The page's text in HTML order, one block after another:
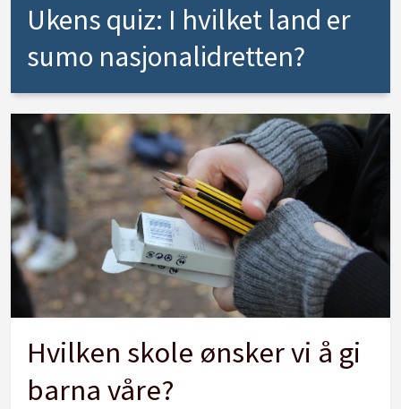
Ukens quiz: I hvilket land er
sumo nasjonalidretten?
Hvilken skole ønsker vi å gi
barna våre?